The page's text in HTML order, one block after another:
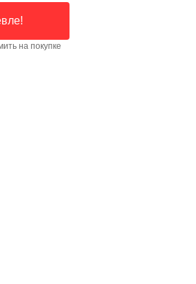
на покупке